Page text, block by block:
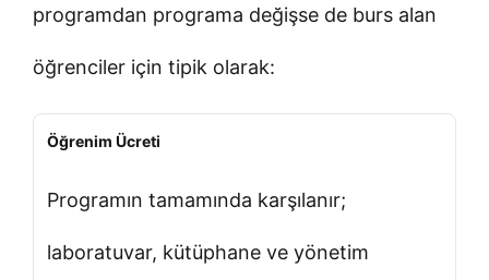
programdan programa değişse de burs alan
öğrenciler için tipik olarak:
Öğrenim Ücreti
Programın tamamında karşılanır;
laboratuvar, kütüphane ve yönetim